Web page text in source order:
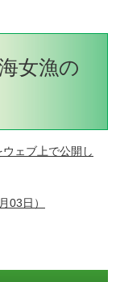
女漁の
ェブ上で公開し
03日）